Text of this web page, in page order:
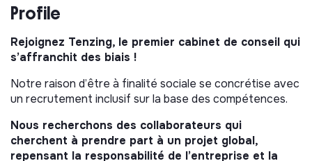
(publications, articles de blog, post linkedin pour
illustrations…) pour améliorer notre notoriété web et
notre SEO
o Mise à jour et amélioration du site web et de notre
site carrières (WTTJ)
§ Partage de nos publications, articles et posts linkedin
§ Communication sur notre projet d’entreprise (rapport
Profile
Rejoignez Tenzing, le premier cabinet de conseil qui
s’affranchit des biais !
Notre raison d’être à finalité sociale se concrétise avec
un recrutement inclusif sur la base des compétences.
Nous recherchons des collaborateurs qui
cherchent à prendre part à un projet global,
repensant la responsabilité de l’entreprise et la